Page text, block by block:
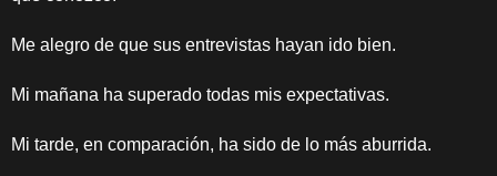
Me alegro de que sus entrevistas hayan ido bien.
Mi mañana ha superado todas mis expectativas.
Mi tarde, en comparación, ha sido de lo más aburrida.